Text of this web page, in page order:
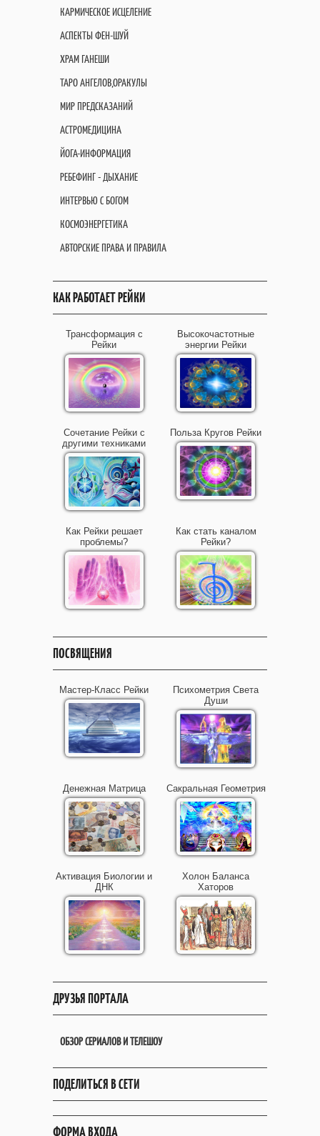
КАРМИЧЕСКОЕ ИСЦЕЛЕНИЕ
АСПЕКТЫ ФЕН-ШУЙ
ХРАМ ГАНЕШИ
ТАРО АНГЕЛОВ,ОРАКУЛЫ
МИР ПРЕДСКАЗАНИЙ
АСТРОМЕДИЦИНА
ЙОГА-ИНФОРМАЦИЯ
РЕБЕФИНГ - ДЫХАНИЕ
ИНТЕРВЬЮ С БОГОМ
КОСМОЭНЕРГЕТИКА
АВТОРСКИЕ ПРАВА И ПРАВИЛА
КАК РАБОТАЕТ РЕЙКИ
Трансформация с
Рейки
Высокочастотные
энергии Рейки
Сочетание Рейки с
другими техниками
Польза Кругов Рейки
Как Рейки решает
проблемы?
Как стать каналом
Рейки?
ПОСВЯЩЕНИЯ
Мастер-Класс Рейки
Психометрия Света
Души
Денежная Матрица Сакральная Геометрия
Активация Биологии и
ДНК
Холон Баланса
Хаторов
ДРУЗЬЯ ПОРТАЛА
ОБЗОР СЕРИАЛОВ И ТЕЛЕШОУ
ПОДЕЛИТЬСЯ В СЕТИ
ФОРМА ВХОДА